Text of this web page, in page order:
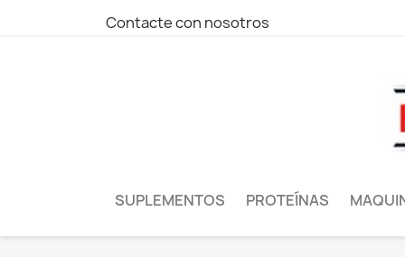
Contacte con nosotros
SUPLEMENTOS PROTEÍNAS